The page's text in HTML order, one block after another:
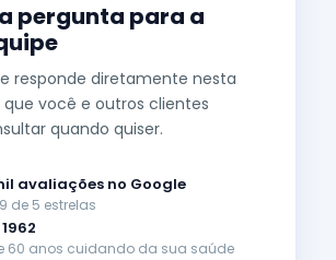
pergunta para a
responde diretamente nesta
você e outros clientes
quando quiser.
avaliações no Google
de 5 estrelas
60 anos cuidando da sua saúde